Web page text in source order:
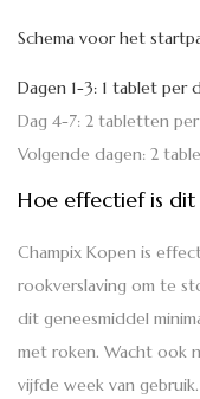
Schema voor het
Dagen 1-3: 1 tablet per
Dag 4-7: 2 tabletten
Volgende dagen: 2
Hoe effectief is dit
Champix Kopen is
rookverslaving om te
dit geneesmiddel
met roken. Wacht ook
vijfde week van